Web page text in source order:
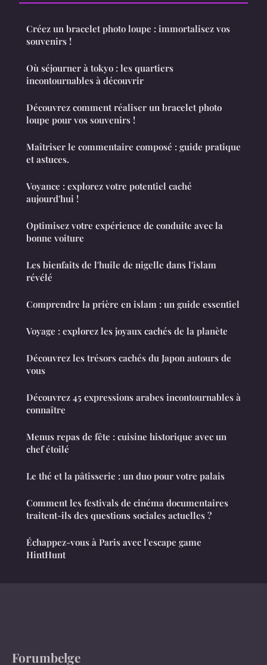
Créez un bracelet photo loupe : immortalisez vos
souvenirs !
Où séjourner à tokyo : les quartiers
incontournables à découvrir
Découvrez comment réaliser un bracelet photo
loupe pour vos souvenirs !
Maîtriser le commentaire composé : guide pratique
et astuces.
Voyance : explorez votre potentiel caché
aujourd'hui !
Optimisez votre expérience de conduite avec la
bonne voiture
Les bienfaits de l'huile de nigelle dans l'islam
révélé
Comprendre la prière en islam : un guide essentiel
Voyage : explorez les joyaux cachés de la planète
Découvrez les trésors cachés du Japon autours de
vous
Découvrez 45 expressions arabes incontournables à
connaître
Menus repas de fête : cuisine historique avec un
chef étoilé
Le thé et la pâtisserie : un duo pour votre palais
Comment les festivals de cinéma documentaires
traitent-ils des questions sociales actuelles ?
Échappez-vous à Paris avec l'escape game
HintHunt
Forumbelge